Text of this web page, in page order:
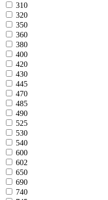
310
320
350
360
380
400
420
430
445
470
485
490
525
530
540
600
602
650
690
740